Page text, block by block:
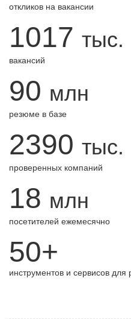
откликов на вакансии
1017 тыс.
вакансий
90 млн
резюме в базе
2390 тыс.
проверенных компаний
18 млн
посетителей ежемесячно
50+
инструментов и сервисов